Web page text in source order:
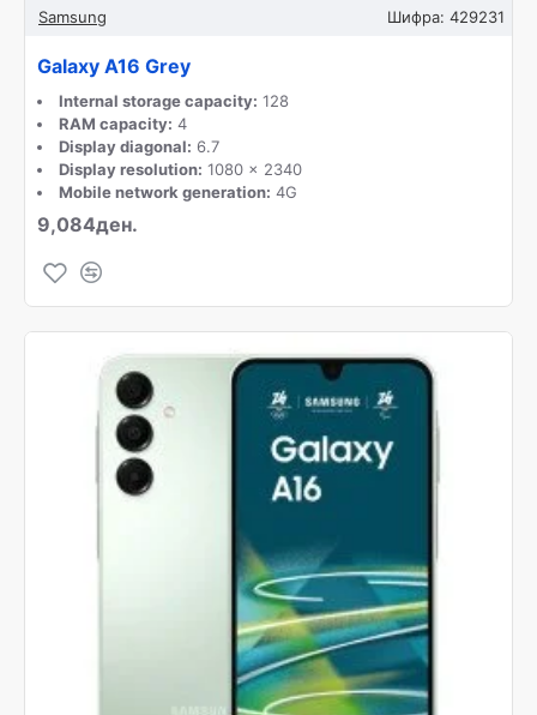
Samsung Шифра: 429231
Galaxy A16 Grey
Internal storage capacity: 128
RAM capacity: 4
Display diagonal: 6.7
Display resolution: 1080 x 2340
Mobile network generation: 4G
9,084ден.